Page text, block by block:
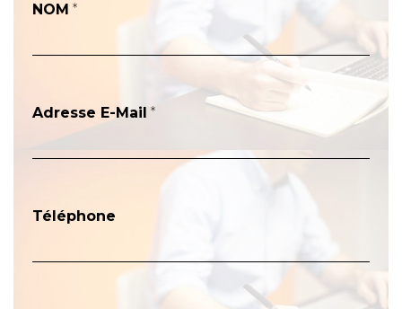
NOM *
Adresse E-Mail *
Téléphone